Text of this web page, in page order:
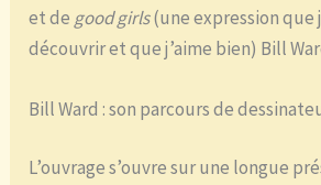
et de good girls(une expression que
découvrir et que j’aime bien) Bill
Bill Ward : son parcours de
L’ouvrage s’ouvre sur une longue